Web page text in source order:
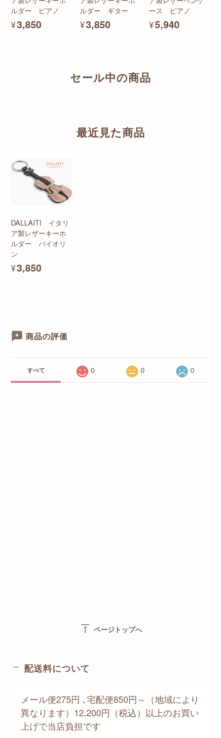
ルダー ピアノ
¥3,850
ルダー ギター
¥3,850
ース ピアノ
¥5,940
セール中の商品
最近見た商品
DALLAITI イタリ
ア製レザーキーホ
ルダー バイオリ
ン
¥3,850
商品の評価
すべて 0 0 0
vertical_align_top ページトップへ
配送料について
メール便275円 ､宅配便850円～（地域により
異なります）12,200円（税込）以上のお買い
上げで当店負担です